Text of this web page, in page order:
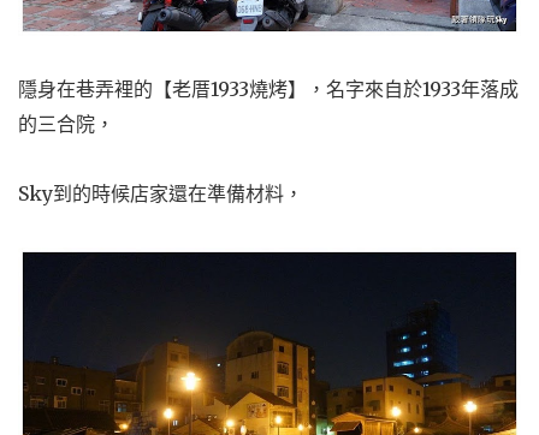
隱身在巷弄裡的【老厝1933燒烤】， 名字來自於1933年落成
的三合院，
Sky到的時候店家還在準備材料，